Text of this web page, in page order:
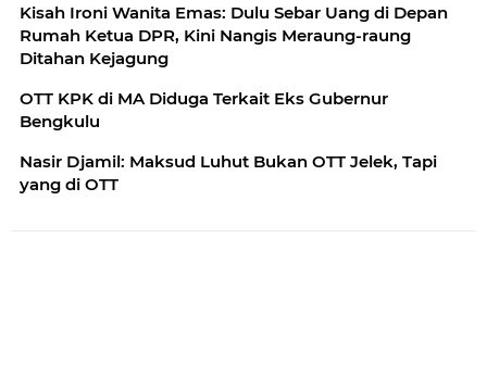
Kisah Ironi Wanita Emas: Dulu Sebar Uang di Depan
Rumah Ketua DPR, Kini Nangis Meraung-raung
Ditahan Kejagung
OTT KPK di MA Diduga Terkait Eks Gubernur
Bengkulu
Nasir Djamil: Maksud Luhut Bukan OTT Jelek, Tapi
yang di OTT